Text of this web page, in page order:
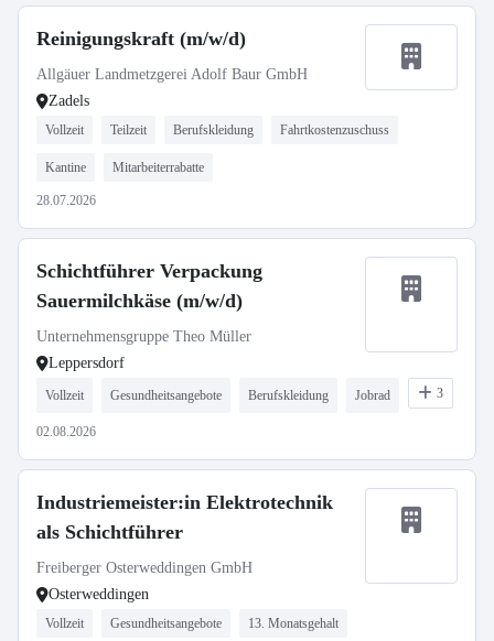
Reinigungskraft (m/w/d)
Allgäuer Landmetzgerei Adolf Baur GmbH
Zadels
Vollzeit Teilzeit Berufskleidung Fahrtkostenzuschuss
Kantine Mitarbeiterrabatte
28.07.2026
Schichtführer Verpackung
Sauermilchkäse (m/w/d)
Unternehmensgruppe Theo Müller
Leppersdorf
Vollzeit Gesundheitsangebote Berufskleidung Jobrad 3
02.08.2026
Industriemeister:in Elektrotechnik
als Schichtführer
Freiberger Osterweddingen GmbH
Osterweddingen
Vollzeit Gesundheitsangebote 13. Monatsgehalt